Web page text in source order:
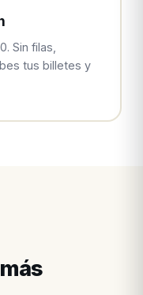
Sin filas,
tus billetes y